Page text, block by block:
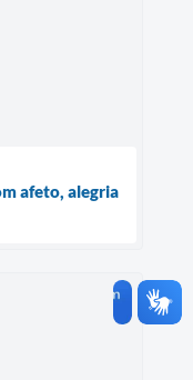
afeto, alegria